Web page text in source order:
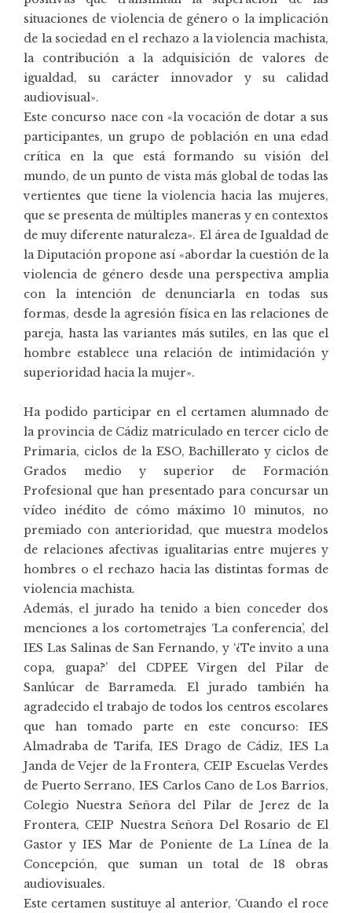
situaciones de violencia de género o la implicación
de la sociedad en el rechazo a la violencia machista,
la contribución a la adquisición de valores de
igualdad, su carácter innovador y su calidad
audiovisual».
Este concurso nace con «la vocación de dotar a sus
participantes, un grupo de población en una edad
crítica en la que está formando su visión del
mundo, de un punto de vista más global de todas las
vertientes que tiene la violencia hacia las mujeres,
que se presenta de múltiples maneras y en contextos
de muy diferente naturaleza». El área de Igualdad de
la Diputación propone así «abordar la cuestión de la
violencia de género desde una perspectiva amplia
con la intención de denunciarla en todas sus
formas, desde la agresión física en las relaciones de
pareja, hasta las variantes más sutiles, en las que el
hombre establece una relación de intimidación y
superioridad hacia la mujer».
Ha podido participar en el certamen alumnado de
la provincia de Cádiz matriculado en tercer ciclo de
Primaria, ciclos de la ESO, Bachillerato y ciclos de
Grados medio y superior de Formación
Profesional que han presentado para concursar un
vídeo inédito de cómo máximo 10 minutos, no
premiado con anterioridad, que muestra modelos
de relaciones afectivas igualitarias entre mujeres y
hombres o el rechazo hacia las distintas formas de
violencia machista.
Además, el jurado ha tenido a bien conceder dos
menciones a los cortometrajes ‘La conferencia’, del
IES Las Salinas de San Fernando, y ‘¿Te invito a una
copa, guapa?’ del CDPEE Virgen del Pilar de
Sanlúcar de Barrameda. El jurado también ha
agradecido el trabajo de todos los centros escolares
que han tomado parte en este concurso: IES
Almadraba de Tarifa, IES Drago de Cádiz, IES La
Janda de Vejer de la Frontera, CEIP Escuelas Verdes
de Puerto Serrano, IES Carlos Cano de Los Barrios,
Colegio Nuestra Señora del Pilar de Jerez de la
Frontera, CEIP Nuestra Señora Del Rosario de El
Gastor y IES Mar de Poniente de La Línea de la
Concepción, que suman un total de 18 obras
audiovisuales.
Este certamen sustituye al anterior, ‘Cuando el roce